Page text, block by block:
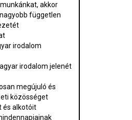
akkor
független
irodalom
irodalom jelenét
megújuló és
közösséget
és alkotóit